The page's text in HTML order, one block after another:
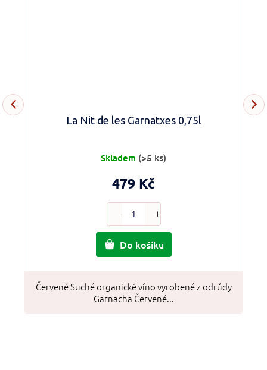
La Nit de les Garnatxes 0,75l
479 Kč
Do košíku
Červené Suché organické víno vyrobené z odrůdy
Garnacha Červené...
Skladem (>5 ks)